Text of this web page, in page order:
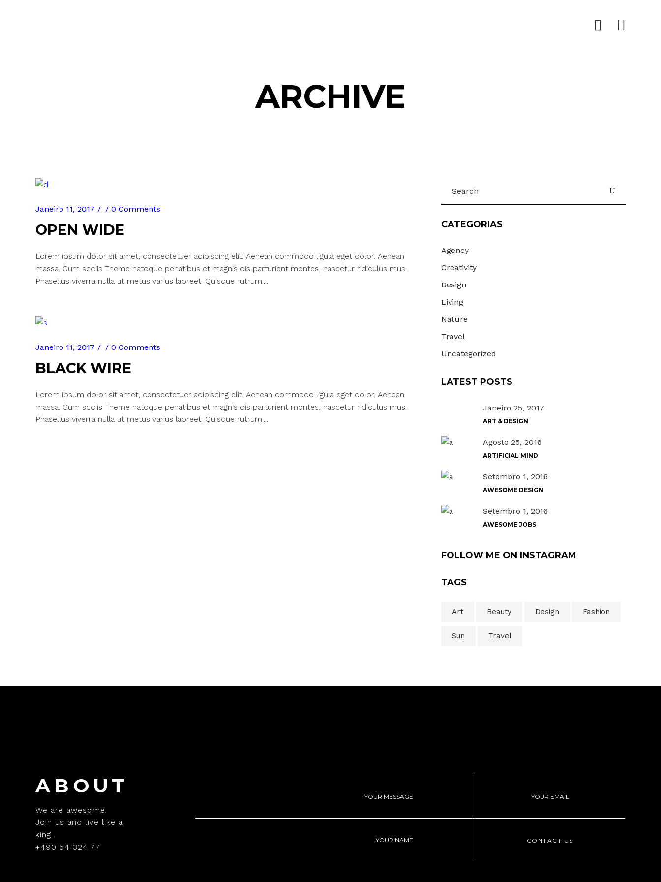
ARCHIVE
Janeiro 11, 2017 0 Comments
OPEN WIDE
Lorem ipsum dolor sit amet, consectetuer adipiscing elit. Aenean commodo ligula eget dolor. Aenean
massa. Cum sociis Theme natoque penatibus et magnis dis parturient montes, nascetur ridiculus mus.
Phasellus viverra nulla ut metus varius laoreet. Quisque rutrum....
Janeiro 11, 2017 0 Comments
BLACK WIRE
Lorem ipsum dolor sit amet, consectetuer adipiscing elit. Aenean commodo ligula eget dolor. Aenean
massa. Cum sociis Theme natoque penatibus et magnis dis parturient montes, nascetur ridiculus mus.
Phasellus viverra nulla ut metus varius laoreet. Quisque rutrum....
for:
CATEGORIAS
Agency
Creativity
Design
Living
Nature
Travel
Uncategorized
LATEST POSTS
Janeiro 25, 2017
ART & DESIGN
Agosto 25, 2016
ARTIFICIAL MIND
Setembro 1, 2016
AWESOME DESIGN
Setembro 1, 2016
AWESOME JOBS
FOLLOW ME ON INSTAGRAM
TAGS
Art Beauty Design Fashion
Sun Travel
ABOUT
We are awesome!
Join us and live like a
king.
+490 54 324 77